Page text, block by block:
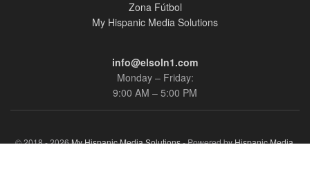
Zona Fútbol
My Hispanic Media Solutions
info@elsoln1.com
Monday – Friday:
9:00 AM – 5:00 PM
© 2018 - 2026My Hispanic Media Solutions- Powered byHispanic Media,